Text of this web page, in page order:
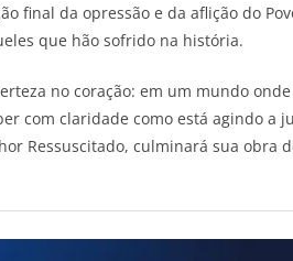
final da opressão e da aflição do
que hão sofrido na história.
no coração: em um mundo
com claridade como está agindo a
Ressuscitado, culminará sua